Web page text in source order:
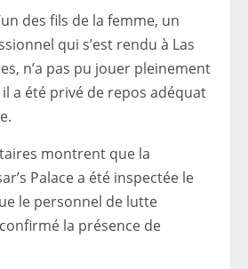
des fils de la femme, un
qui s’est rendu à Las
n’a pas pu jouer pleinement
a été privé de repos adéquat
montrent que la
Palace a été inspectée le
le personnel de lutte
la présence de